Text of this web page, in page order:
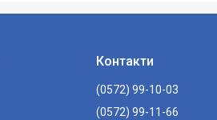
Контакти
(0572) 99-10-03
(0572) 99-11-66